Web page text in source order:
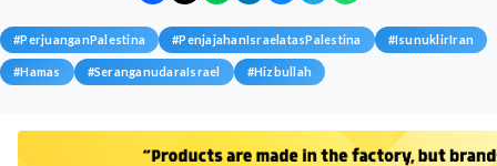
#PerjuanganPalestina #PenjajahanIsraelatasPalestina #IsunuklirIran
#Hamas #SeranganudaraIsrael #Hizbullah